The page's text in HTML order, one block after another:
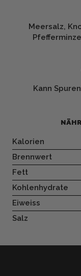
Meersalz,
Kann
Kalorien
Brennwert
Fett
Kohlenhydrate
Eiweiss
Salz